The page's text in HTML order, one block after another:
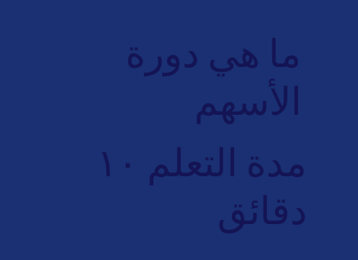
ما هي دورة
الأسهم
مدة التعلم ١٠
دقائق